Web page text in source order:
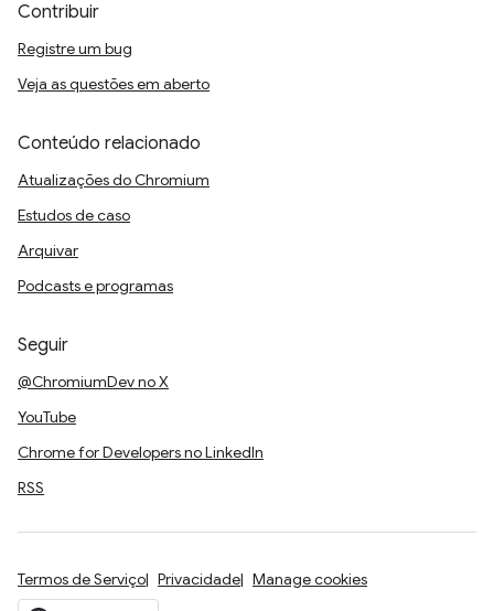
Contribuir
Registre um bug
Veja as questões em aberto
Conteúdo relacionado
Atualizações do Chromium
Estudos de caso
Arquivar
Podcasts e programas
Seguir
@ChromiumDev no X
YouTube
Chrome for Developers no LinkedIn
RSS
Termos de Serviço Privacidade Manage cookies